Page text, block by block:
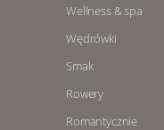
Wellness & spa
Wędrówki
Smak
Rowery
Romantycznie